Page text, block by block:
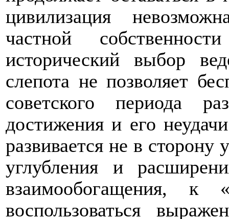
цивилизация
частной
исторический выбор
слепота не позволяет
советского периода
достижения и его
развивается не в сторону
углубления и
взаимообогащения, к
воспользоваться